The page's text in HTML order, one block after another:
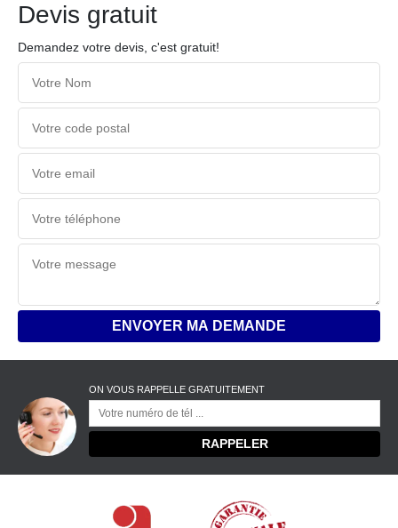
Devis gratuit
Demandez votre devis, c'est gratuit!
ON VOUS RAPPELLE GRATUITEMENT